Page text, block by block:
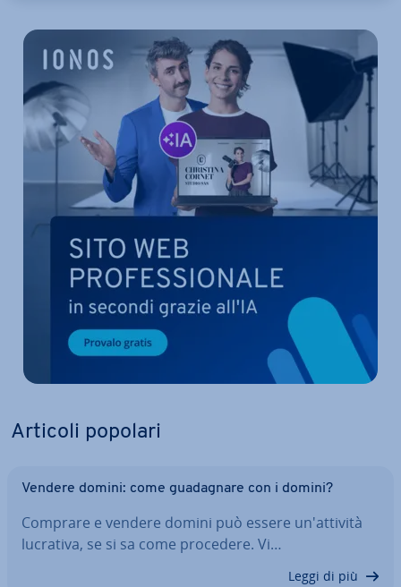
Articoli popolari
Vendere domini: come gua­da­gna­re con i domini?
Comprare e vendere domini può essere un'at­ti­vi­tà
lucrativa, se si sa come procedere. Vi…
Leggi di più